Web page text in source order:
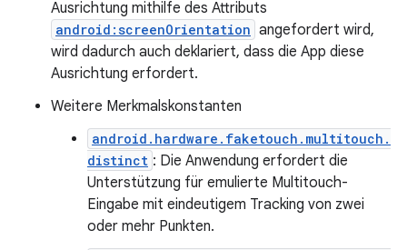
Ausrichtung mithilfe des Attributs
android:screenOrientation angefordert wird,
wird dadurch auch deklariert, dass die App diese
Ausrichtung erfordert.
Weitere Merkmalskonstanten
android.hardware.faketouch.multitouch.
distinct : Die Anwendung erfordert die
Unterstützung für emulierte Multitouch-
Eingabe mit eindeutigem Tracking von zwei
oder mehr Punkten.